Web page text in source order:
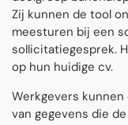
Zij kunnen de tool
meesturen bij een
sollicitatiegesprek.
op hun huidige cv.
Werkgevers kunnen
van gegevens die